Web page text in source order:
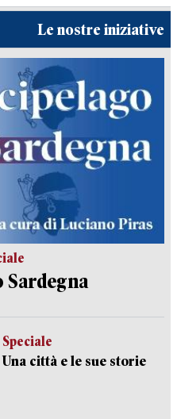
Le nostre iniziative
Speciale
Una città e le sue storie